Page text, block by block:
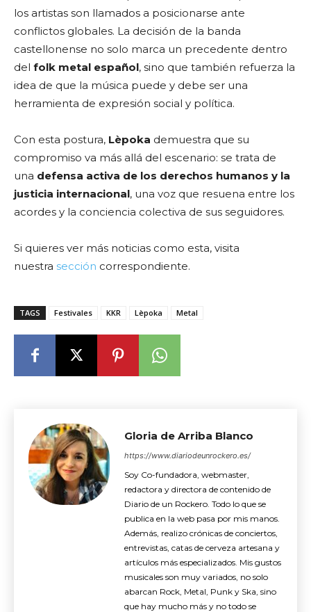
los artistas son llamados a posicionarse ante
conflictos globales. La decisión de la banda
castellonense no solo marca un precedente dentro
del folk metal español, sino que también refuerza la
idea de que la música puede y debe ser una
herramienta de expresión social y política.
Con esta postura, Lèpoka demuestra que su
compromiso va más allá del escenario: se trata de
una defensa activa de los derechos humanos y la
justicia internacional, una voz que resuena entre los
acordes y la conciencia colectiva de sus seguidores.
Si quieres ver más noticias como esta, visita
nuestra sección correspondiente.
TAGS Festivales KKR Lèpoka Metal
Gloria de Arriba Blanco
https://www.diariodeunrockero.es/
Soy Co-fundadora, webmaster,
redactora y directora de contenido de
Diario de un Rockero. Todo lo que se
publica en la web pasa por mis manos.
Además, realizo crónicas de conciertos,
entrevistas, catas de cerveza artesana y
artículos más especializados. Mis gustos
musicales son muy variados, no solo
abarcan Rock, Metal, Punk y Ska, sino
que hay mucho más y no todo se